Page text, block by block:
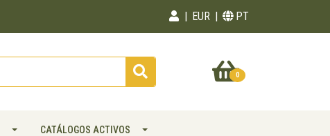
EUR PT
0
CATÁLOGOS ACTIVOS